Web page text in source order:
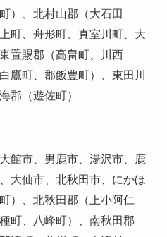
）、北村山郡（大石田
町、舟形町、真室川町、大
置賜郡（高畠町、川西
鷹町、郡飯豊町）、東田川
郡（遊佐町）
館市、男鹿市、湯沢市、鹿
大仙市、北秋田市、にかほ
）、北秋田郡（上小阿仁
町、八峰町）、南秋田郡